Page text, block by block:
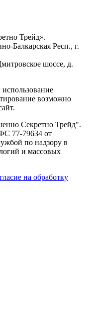
Трейд».
Балкарская Респ., г.
шоссе, д.
возможно
Секретно Трейд".
77-79634 от
по надзору в
и массовых
на обработку